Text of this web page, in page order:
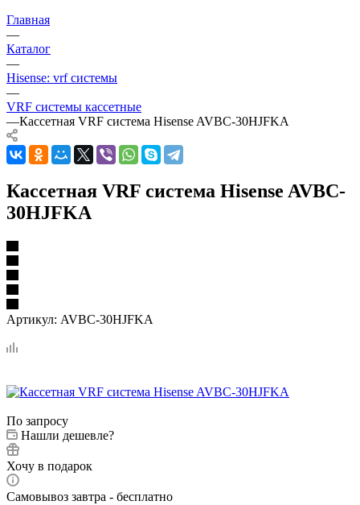
Главная
—
Каталог
—
Hisense: vrf системы
—
VRF системы кассетные
—Кассетная VRF система Hisense AVBC-30HJFKA
Кассетная VRF система Hisense AVBC-
30HJFKA
Артикул: AVBC-30HJFKA
По запросу
Нашли дешевле?
Хочу в подарок
Самовывоз завтра - бесплатно